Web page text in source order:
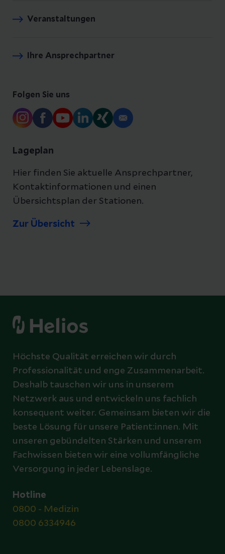
Veranstaltungen
Ihre Ansprechpartner
Folgen Sie uns
Lageplan
Hier finden Sie aktuelle Ansprechpartner,
Kontaktinformationen und einen
Übersichtsplan der Stationen.
Zur Übersicht
Höchste Qualität erreichen wir durch
Professionalität und enge Zusammenarbeit.
Deshalb tauschen wir uns in unserem
Netzwerk aus und entwickeln uns fachlich
konsequent weiter. Gemeinsam bieten wir die
beste Lösung für unsere Patient:innen. Mit
unseren gebündelten Stärken und unserem
Fachwissen bieten wir eine vollumfängliche
Versorgung in jeder Lebenslage.
Hotline
0800 - Medizin
0800 6334946